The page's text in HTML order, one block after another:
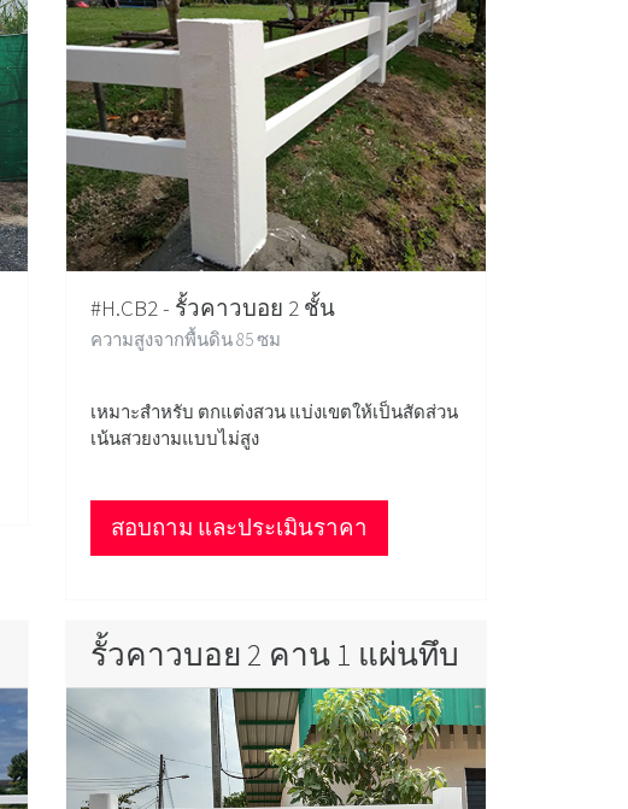
#H.CB2 - รั้วคาวบอย 2 ชั้น
ความสูงจากพื้นดิน 85 ซม
เหมาะสำหรับ ตกแต่งสวน แบ่งเขตให้เป็นสัดส่วน
เน้นสวยงามแบบไม่สูง
สอบถาม และประเมินราคา
รั้วคาวบอย 2 คาน 1 แผ่นทึบ